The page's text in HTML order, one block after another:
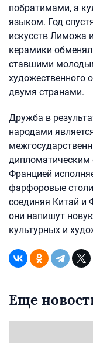
побратимами, а
языком. Год
искусств Лиможа
керамики
ставшими
художественного
двумя странами.
Дружба в
народами
Францией
фарфоровые
соединяя Китай и
они напишут
культурных и
Еще